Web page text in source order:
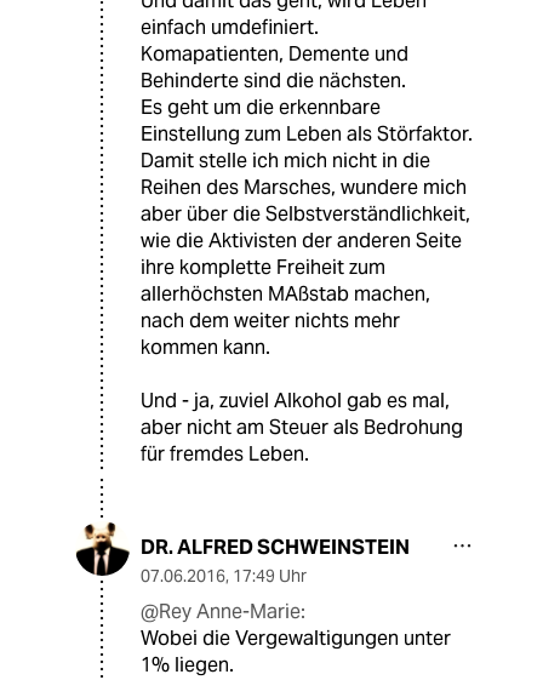
einfach umdefiniert.
Komapatienten, Demente und
Behinderte sind die nächsten.
Es geht um die erkennbare
Einstellung zum Leben als Störfaktor.
Damit stelle ich mich nicht in die
Reihen des Marsches, wundere mich
aber über die Selbstverständlichkeit,
wie die Aktivisten der anderen Seite
ihre komplette Freiheit zum
allerhöchsten MAßstab machen,
nach dem weiter nichts mehr
kommen kann.
Und - ja, zuviel Alkohol gab es mal,
aber nicht am Steuer als Bedrohung
für fremdes Leben.
DR. ALFRED SCHWEINSTEIN
07.06.2016, 17:49 Uhr
@Rey Anne-Marie:
Wobei die Vergewaltigungen unter
1% liegen.